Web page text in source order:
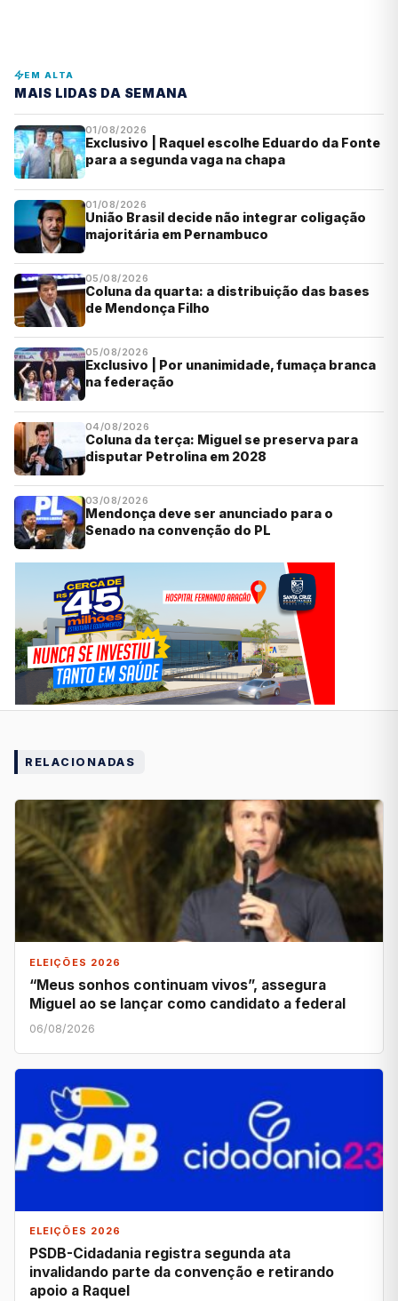
EM ALTA
MAIS LIDAS DA SEMANA
01/08/2026
Exclusivo | Raquel escolhe Eduardo da Fonte
para a segunda vaga na chapa
01/08/2026
União Brasil decide não integrar coligação
majoritária em Pernambuco
05/08/2026
Coluna da quarta: a distribuição das bases
de Mendonça Filho
05/08/2026
Exclusivo | Por unanimidade, fumaça branca
na federação
04/08/2026
Coluna da terça: Miguel se preserva para
disputar Petrolina em 2028
03/08/2026
Mendonça deve ser anunciado para o
Senado na convenção do PL
RELACIONADAS
ELEIÇÕES 2026
“Meus sonhos continuam vivos”, assegura
Miguel ao se lançar como candidato a federal
06/08/2026
ELEIÇÕES 2026
PSDB-Cidadania registra segunda ata
invalidando parte da convenção e retirando
apoio a Raquel